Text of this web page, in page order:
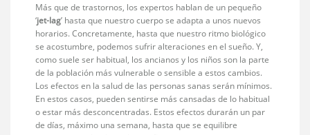
Más que de trastornos, los expertos hablan de un pequeño
‘jet-lag’ hasta que nuestro cuerpo se adapta a unos nuevos
horarios. Concretamente, hasta que nuestro ritmo biológico
se acostumbre, podemos sufrir alteraciones en el sueño. Y,
como suele ser habitual, los ancianos y los niños son la parte
de la población más vulnerable o sensible a estos cambios.
Los efectos en la salud de las personas sanas serán mínimos.
En estos casos, pueden sentirse más cansadas de lo habitual
o estar más desconcentradas. Estos efectos durarán un par
de días, máximo una semana, hasta que se equilibre